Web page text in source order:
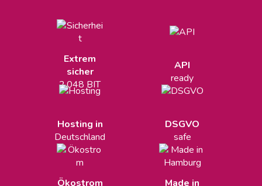
Extrem
sicher
2.048 BIT
API
ready
Hosting in
Deutschland
DSGVO
safe
Ökostrom Made in